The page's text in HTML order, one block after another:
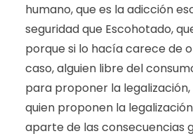
humano, que es la adicción
seguridad que Escohotado,
porque si lo hacía carece de
caso, alguien libre del
para proponer la
quien proponen la
aparte de las consecuencias